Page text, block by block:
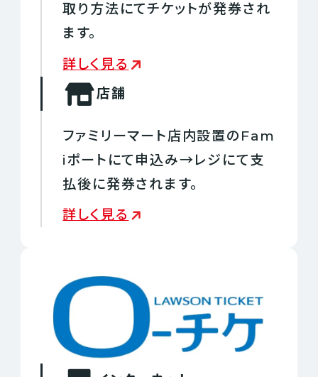
取り方法にてチケットが発券され
ます。
詳しく見る
店舗
ファミリーマート店内設置のFam
iポートにて申込み→レジにて支
払後に発券されます。
詳しく見る